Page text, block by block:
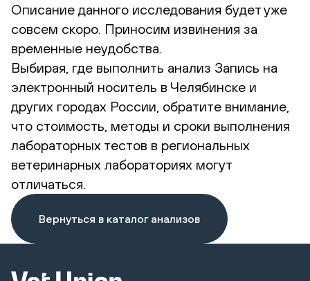
Описание данного исследования будет уже
совсем скоро. Приносим извинения за
временные неудобства.
Выбирая, где выполнить анализ Запись на
электронный носитель в Челябинске и
других городах России, обратите внимание,
что стоимость, методы и сроки выполнения
лабораторных тестов в региональных
ветеринарных лабораториях могут
отличаться.
Вернуться в каталог анализов